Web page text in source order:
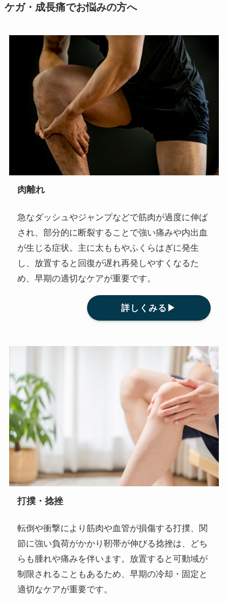
ケガ・成長痛でお悩みの方へ
肉離れ
急なダッシュやジャンプなどで筋肉が過度に伸ば
され、部分的に断裂することで強い痛みや内出血
が生じる症状。主に太ももやふくらはぎに発生
し、放置すると回復が遅れ再発しやすくなるた
め、早期の適切なケアが重要です。
詳しくみる▶
打撲・捻挫
転倒や衝撃により筋肉や血管が損傷する打撲、関
節に強い負荷がかかり靭帯が伸びる捻挫は、どち
らも腫れや痛みを伴います。放置すると可動域が
制限されることもあるため、早期の冷却・固定と
適切なケアが重要です。